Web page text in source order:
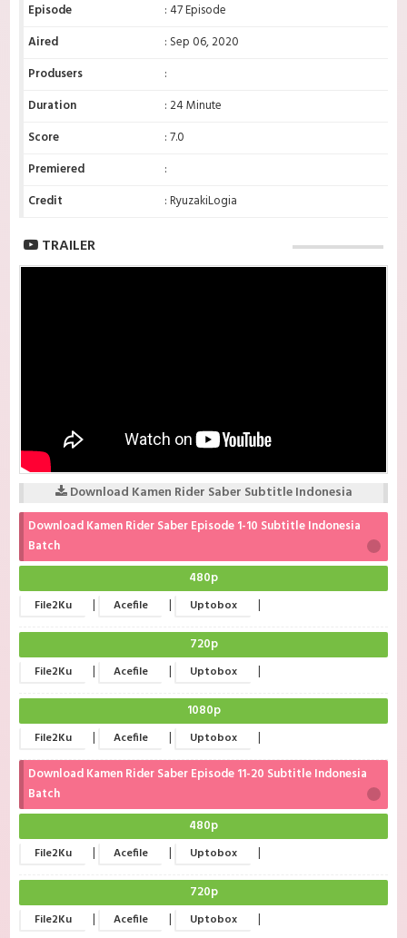
Episode
: 47 Episode
Aired
: Sep 06, 2020
Produsers
:
Duration
: 24 Minute
Score
: 7.0
Premiered
:
Credit
: RyuzakiLogia
TRAILER
Download Kamen Rider Saber Subtitle Indonesia
Download Kamen Rider Saber Episode 1-10 Subtitle Indonesia
Batch
480p
File2Ku | Acefile | Uptobox |
720p
File2Ku | Acefile | Uptobox |
1080p
File2Ku | Acefile | Uptobox
|
Download Kamen Rider Saber Episode 11-20 Subtitle Indonesia
Batch
480p
File2Ku | Acefile | Uptobox |
720p
File2Ku | Acefile | Uptobox |